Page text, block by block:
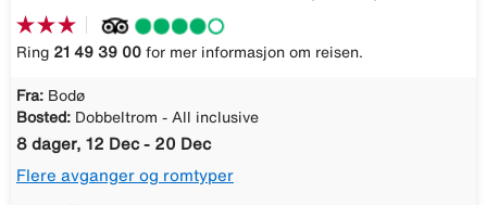
Ring 21 49 39 00 for mer informasjon om reisen.
Fra: Bodø
Bosted: Dobbeltrom - All inclusive
8 dager, 12 Dec - 20 Dec
Flere avganger og romtyper